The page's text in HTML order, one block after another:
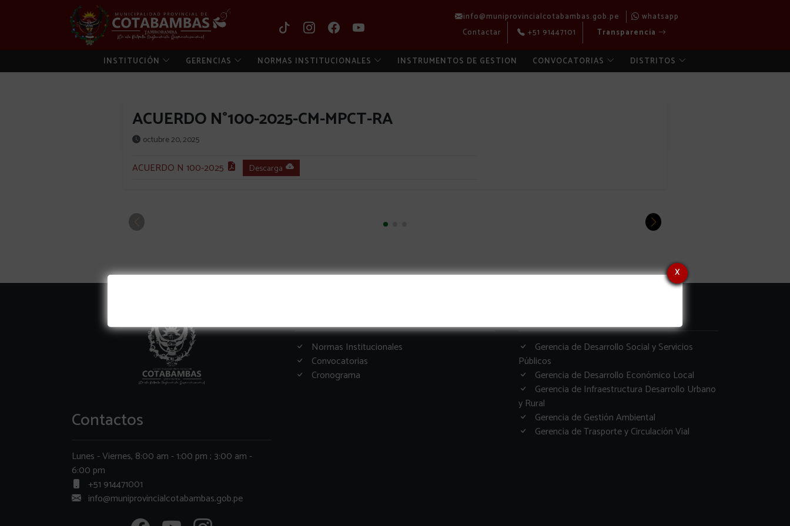
info@muniprovincialcotabambas.gob.pe
whatsapp
Contactar
+51 91447101 Transparencia
INSTITUCIÓN GERENCIAS NORMAS INSTITUCIONALES INSTRUMENTOS DE GESTION CONVOCATORIAS DISTRITOS
ACUERDO N°100-2025-CM-MPCT-RA
octubre 20, 2025
ACUERDO N 100-2025 Descarga
x
Contactos
Lunes - Viernes, 8:00 am - 1:00 pm ; 3:00 am -
6:00 pm
+51 914471001
info@muniprovincialcotabambas.gob.pe
Normas Institucionales
Convocatorias
Cronograma
Gerencia de Desarrollo Social y Servicios
Públicos
Gerencia de Desarrollo Económico Local
Gerencia de Infraestructura Desarrollo Urbano
y Rural
Gerencia de Gestión Ambiental
Gerencia de Trasporte y Circulación Vial